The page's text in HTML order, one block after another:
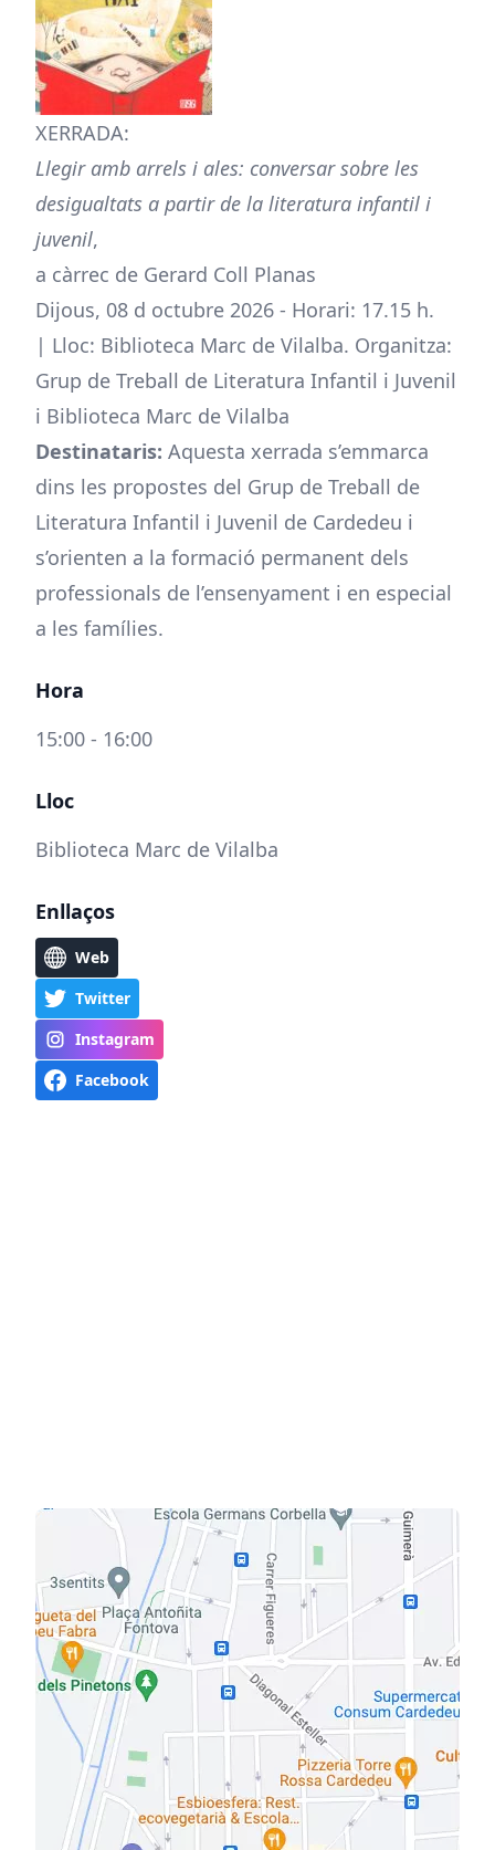
XERRADA:
Llegir amb arrels i ales: conversar sobre les
desigualtats a partir de la literatura infantil i
juvenil,
a càrrec de Gerard Coll Planas
Dijous, 08 d octubre 2026 - Horari: 17.15 h.
| Lloc: Biblioteca Marc de Vilalba. Organitza:
Grup de Treball de Literatura Infantil i Juvenil
i Biblioteca Marc de Vilalba
Destinataris: Aquesta xerrada s’emmarca
dins les propostes del Grup de Treball de
Literatura Infantil i Juvenil de Cardedeu i
s’orienten a la formació permanent dels
professionals de l’ensenyament i en especial
a les famílies.
Hora
15:00 - 16:00
Lloc
Biblioteca Marc de Vilalba
Enllaços
Web
Twitter
Instagram
Facebook